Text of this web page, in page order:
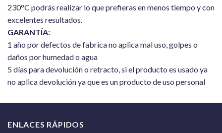
230°C podrás realizar lo que prefieras en menos tiempo y con
excelentes resultados.
GARANTÍA:
1 año por defectos de fabrica no aplica mal uso, golpes o
daños por humedad o agua
5 días para devolución o retracto, si el producto es usado ya
no aplica devolución ya que es un producto de uso personal
ENLACES RÁPIDOS